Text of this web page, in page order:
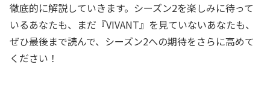
徹底的に解説していきます。シーズン2を楽しみに待って
いるあなたも、まだ『VIVANT』を見ていないあなたも、
ぜひ最後まで読んで、シーズン2への期待をさらに高めて
ください！